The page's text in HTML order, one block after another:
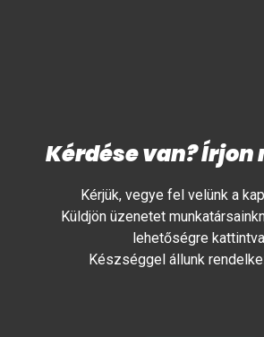
Kérdése van?
Kérjük, vegye fel velünk a
Küldjön üzenetet
lehetőségre
Készséggel állunk